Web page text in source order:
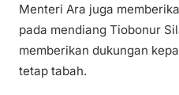
Menteri Ara juga
pada mendiang Tiobonur
memberikan dukungan
tetap tabah.